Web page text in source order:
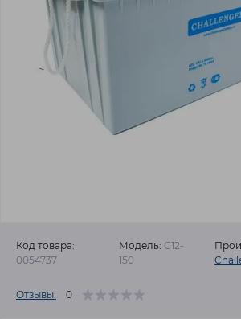
Код товара:
0054737
Модель: G12-
150
Отзывы: 0